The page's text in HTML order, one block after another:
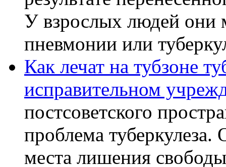
У взрослых людей они
пневмонии или
Как лечат на тубзоне
исправительном
постсоветского
проблема
места лишения